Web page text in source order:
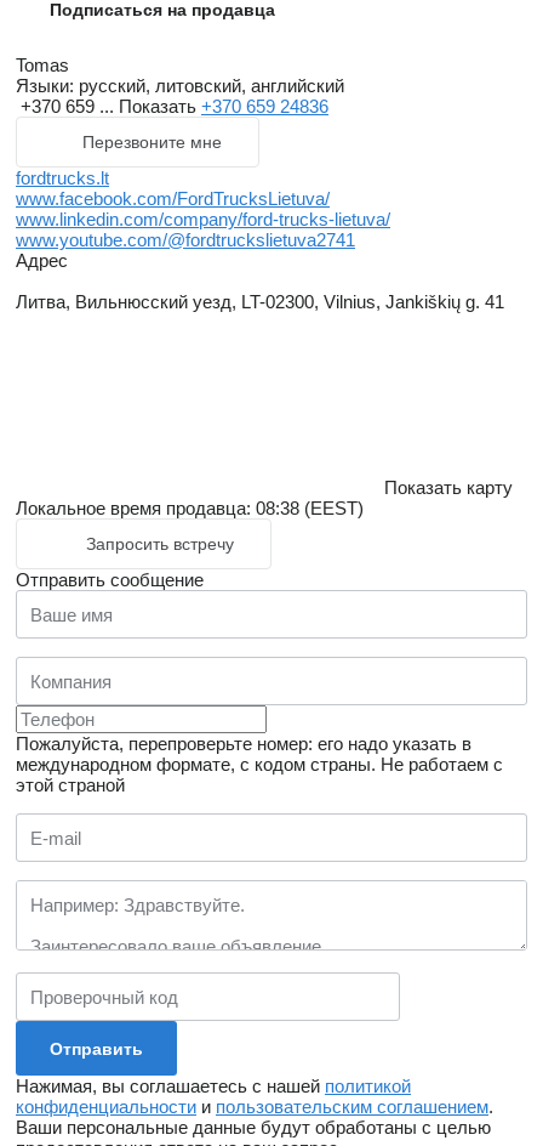
Подписаться на продавца
Tomas
Языки: русский, литовский, английский
+370 659 ... Показать +370 659 24836
Перезвоните мне
fordtrucks.lt
www.facebook.com/FordTrucksLietuva/
www.linkedin.com/company/ford-trucks-lietuva/
www.youtube.com/@fordtruckslietuva2741
Адрес
Литва, Вильнюсский уезд, LT-02300, Vilnius, Jankiškių g. 41
Показать карту
Локальное время продавца: 08:38 (EEST)
Запросить встречу
Отправить сообщение
Пожалуйста, перепроверьте номер: его надо указать в
международном формате, с кодом страны. Не работаем с
этой страной
Нажимая, вы соглашаетесь с нашей политикой
конфиденциальности и пользовательским соглашением.
Ваши персональные данные будут обработаны с целью